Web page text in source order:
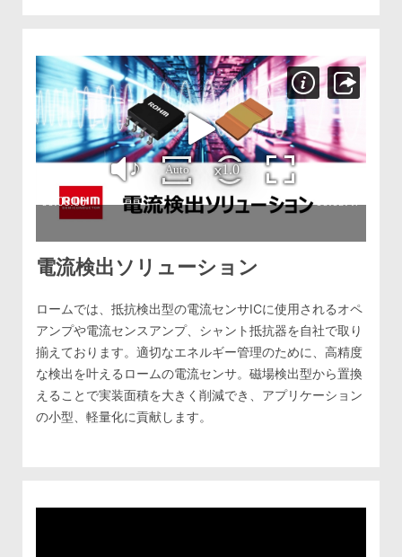
電流検出ソリューション
ロームでは、抵抗検出型の電流センサICに使用されるオペ
アンプや電流センスアンプ、シャント抵抗器を自社で取り
揃えております。適切なエネルギー管理のために、高精度
な検出を叶えるロームの電流センサ。磁場検出型から置換
えることで実装面積を大きく削減でき、アプリケーション
の小型、軽量化に貢献します。